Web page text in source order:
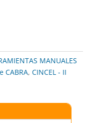
MANUALES
CABRA,CINCEL - II